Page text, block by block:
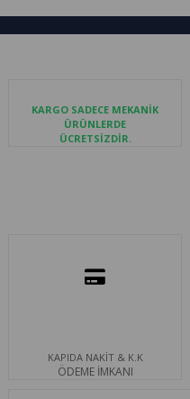
KARGO SADECE MEKANİK
ÜRÜNLERDE
ÜCRETSİZDİR.
KAPIDA NAKİT & K.K
ÖDEME İMKANI